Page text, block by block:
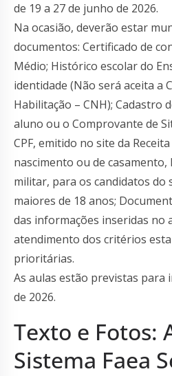
de 19 a 27 de junho de 2026.
Na ocasião, deverão estar
documentos: Certificado de
Médio; Histórico escolar do
identidade (Não será aceita a
Habilitação – CNH); Cadastro
aluno ou o Comprovante de
CPF, emitido no site da
nascimento ou de casamento,
militar, para os candidatos do
maiores de 18 anos;
das informações inseridas no
atendimento dos critérios
prioritárias.
As aulas estão previstas para
de 2026.
Texto e Fotos:
Sistema Faea